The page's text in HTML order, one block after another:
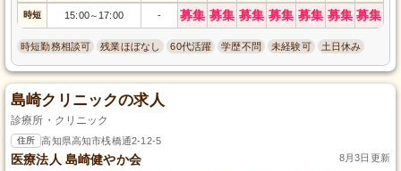
時短 15:00～ 17:00 - 募集 募集 募集 募集 募集 募集 募集
時短勤務相談可 残業ほぼなし 60代活躍 学歴不問 未経験可 土日休み
島崎クリニックの求人
診療所・クリニック
住所 高知県高知市桟橋通2-12-5
医療法人 島崎健やか会 8月3日更新